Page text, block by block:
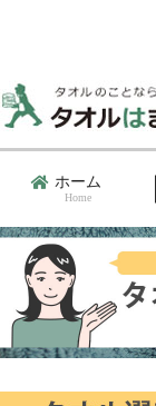
ホーム
Home